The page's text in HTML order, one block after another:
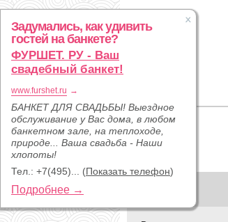
Задумались, как удивить
гостей на банкете?
ФУРШЕТ. РУ - Ваш
свадебный банкет!
www.furshet.ru →
БАНКЕТ ДЛЯ СВАДЬБЫ! Выездное
обслуживание у Вас дома, в любом
банкетном зале, на теплоходе,
природе... Ваша свадьба - Наши
хлопоты!
Тел.: +7(495)... (Показать телефон)
Подробнее →